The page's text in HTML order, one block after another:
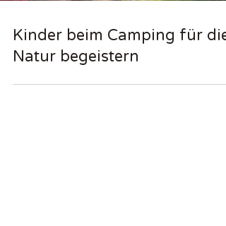
Kinder beim Camping für die
Natur begeistern